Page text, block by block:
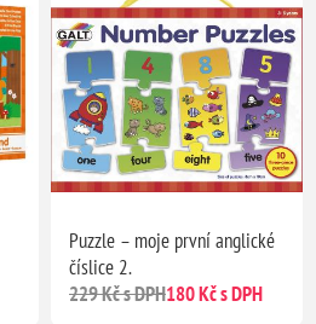
Puzzle – moje první anglické
číslice 2.
229 Kč s DPH180 Kč s DPH